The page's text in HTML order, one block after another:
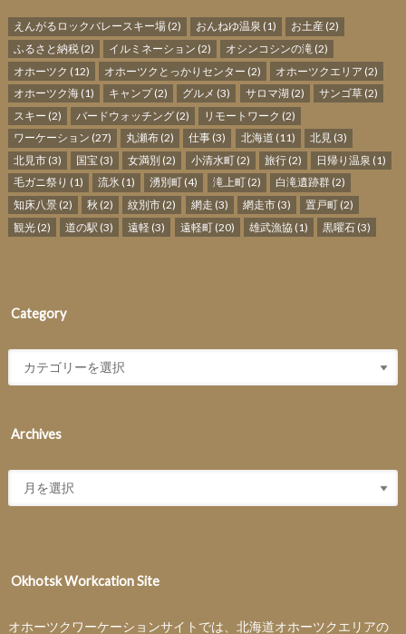
えんがるロックバレースキー場(2) おんねゆ温泉 (1) お土産 (2)
ふるさと納税(2) イルミネーション (2) オシンコシンの滝 (2)
オホーツク (12) オホーツクとっかりセンター (2) オホーツクエリア (2)
オホーツク海(1) キャンプ(2) グルメ (3) サロマ湖 (2) サンゴ草(2)
スキー (2) バードウォッチング (2) リモートワーク (2)
ワーケーション (27) 丸瀬布 (2) 仕事 (3) 北海道 (11) 北見(3)
北見市(3) 国宝 (3) 女満別 (2) 小清水町(2) 旅行(2) 日帰り温泉 (1)
毛ガニ祭り (1) 流氷 (1) 湧別町 (4) 滝上町(2) 白滝遺跡群(2)
知床八景(2) 秋 (2) 紋別市 (2) 網走 (3) 網走市(3) 置戸町(2)
観光(2) 道の駅 (3) 遠軽 (3) 遠軽町(20) 雄武漁協(1) 黒曜石(3)
Category
Archives
Okhotsk Workcation Site
オホーツクワーケーションサイトでは、北海道オホーツクエリアの